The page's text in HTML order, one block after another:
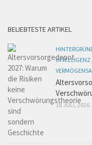
BELIEBTESTE ARTIKEL
INTELLIGENZ
18 JULI, 2026